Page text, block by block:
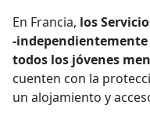
En Francia, los
-
todos los jóvenes
cuenten con la
un alojamiento y